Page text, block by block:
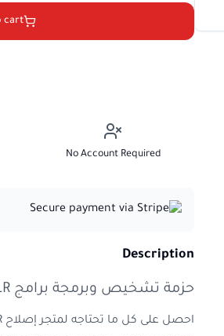
cart
No Account Required
Description
حزمة تشخيص وبرمجة برامج JLR الكل في واحد